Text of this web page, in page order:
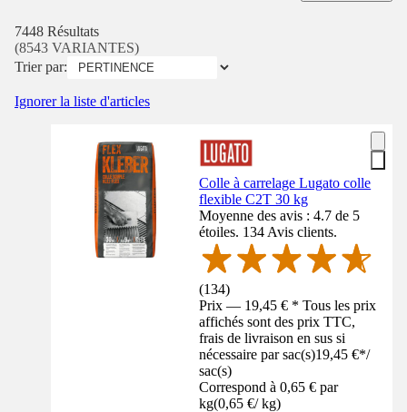
7448 Résultats
(8543 VARIANTES)
Trier par:
Ignorer la liste d'articles
Colle à carrelage Lugato colle
flexible C2T 30 kg
Moyenne des avis : 4.7 de 5
étoiles. 134 Avis clients.
(134)
Prix — 19,45 € * Tous les prix
affichés sont des prix TTC,
frais de livraison en sus si
nécessaire par sac(s)19,45 €*/
sac(s)
Correspond à 0,65 € par
kg(0,65 €/ kg)